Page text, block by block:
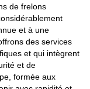
de frelons
et à une
des services
et qui intègrent
et de
formée aux